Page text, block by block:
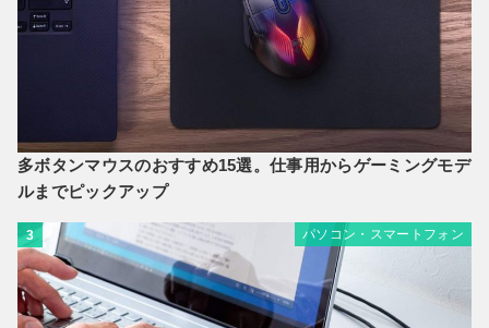
多ボタンマウスのおすすめ15選。仕事用からゲーミングモデ
ルまでピックアップ
3 パソコン・スマートフォン